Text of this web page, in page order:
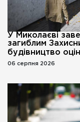
У Миколаєві
загиблим
будівництво
06 серпня 2026